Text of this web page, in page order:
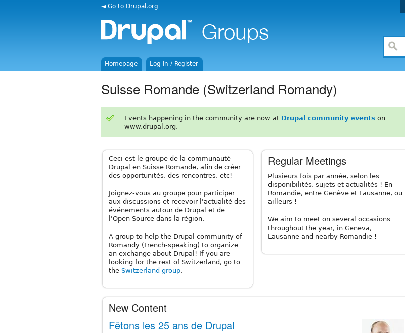
◄ Go to Drupal.org
Homepage Log in / Register
Suisse Romande (Switzerland Romandy)
Events happening in the community are now at Drupal community events on
www.drupal.org.
Ceci est le groupe de la communauté
Drupal en Suisse Romande, afin de créer
des opportunités, des rencontres, etc!
Joignez-vous au groupe pour participer
aux discussions et recevoir l'actualité des
événements autour de Drupal et de
l'Open Source dans la région.
A group to help the Drupal community of
Romandy (French-speaking) to organize
an exchange about Drupal! If you are
looking for the rest of Switzerland, go to
the Switzerland group.
Regular Meetings
Plusieurs fois par année, selon les
disponibilités, sujets et actualités ! En
Romandie, entre Genève et Lausanne, ou
ailleurs !
We aim to meet on several occasions
throughout the year, in Geneva,
Lausanne and nearby Romandie !
New Content
Fêtons les 25 ans de Drupal